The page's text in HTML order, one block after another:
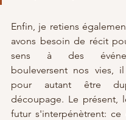
Enfin, je retiens
avons besoin de récit
sens à des
bouleversent nos vies,
pour autant être
découpage. Le présent,
futur s'interpénètrent: